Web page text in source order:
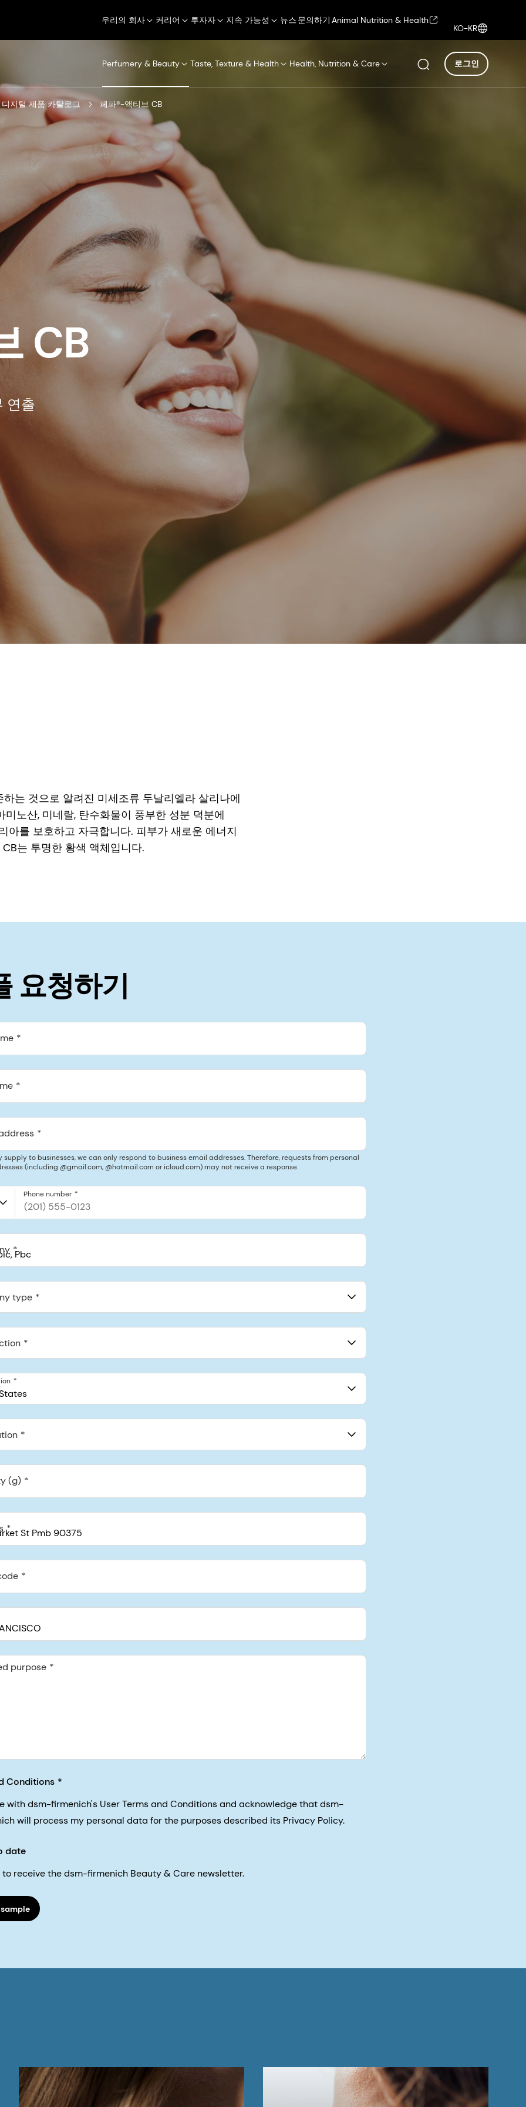
우리의 회사 커리어 투자자 지속 가능성 뉴스 문의하기 Animal Nutrition & Health
KO-KR
Perfumery & Beauty Taste, Texture & Health Health, Nutrition & Care 로그인
디지털 제품 카탈로그 페파®-액티브 CB
CB
연출
는 것으로 알려진 미세조류 두날리엘라 살리나에
노산, 미네랄, 탄수화물이 풍부한 성분 덕분에
아를 보호하고 자극합니다. 피부가 새로운 에너지
는 투명한 황색 액체입니다.
요청하기
supply to businesses, we can only respond to business email addresses. Therefore, requests from personal
(including @gmail.com, @hotmail.com or icloud.com) may not receive a response.
Phone number
PBC
St Pmb 90375, San Francisco, California, US
type
(g)
purpose
Conditions
with dsm-firmenich's User Terms and Conditions and acknowledge that dsm-
will process my personal data for the purposes described its Privacy Policy.
date
to receive the dsm-firmenich Beauty & Care newsletter.